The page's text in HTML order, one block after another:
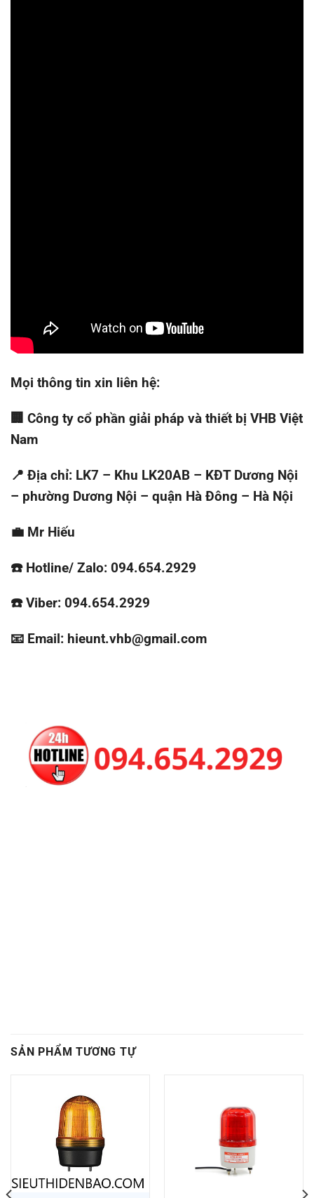
Mọi thông tin xin liên hệ:
🏢 Công ty cổ phần giải pháp và thiết bị VHB Việt
Nam
📍 Địa chỉ: LK7 – Khu LK20AB – KĐT Dương Nội
– phường Dương Nội – quận Hà Đông – Hà Nội
💼 Mr Hiếu
☎️ Hotline/ Zalo: 094.654.2929
☎️ Viber: 094.654.2929
📧 Email: hieunt.vhb@gmail.com
SẢN PHẨM TƯƠNG TỰ